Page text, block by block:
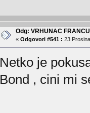
Odg: VRHUNAC
« Odgovori #541 : 23
Netko je
Bond , cini mi